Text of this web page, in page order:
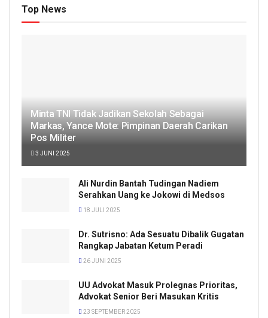
Top News
Minta TNI Tidak Jadikan Sekolah Sebagai
Markas, Yance Mote: Pimpinan Daerah Carikan
Pos Militer
3 JUNI 2025
Ali Nurdin Bantah Tudingan Nadiem
Serahkan Uang ke Jokowi di Medsos
18 JULI 2025
Dr. Sutrisno: Ada Sesuatu Dibalik Gugatan
Rangkap Jabatan Ketum Peradi
26 JUNI 2025
UU Advokat Masuk Prolegnas Prioritas,
Advokat Senior Beri Masukan Kritis
23 SEPTEMBER 2025